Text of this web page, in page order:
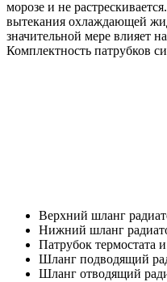
морозе и не
вытекания охлаждающей
значительной мере влияет
Комплектность патрубков
Верхний шланг
Нижний шланг
Патрубок термостата
Шланг подводящий
Шланг отводящий